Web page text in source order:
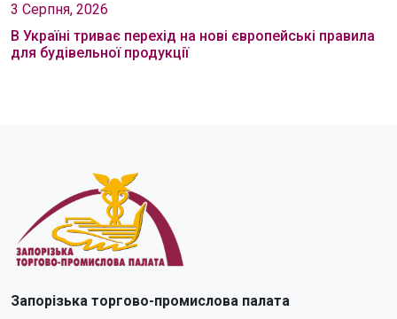
3 Серпня, 2026
В Україні триває перехід на нові європейські правила
для будівельної продукції
Запорізька торгово-промислова палата